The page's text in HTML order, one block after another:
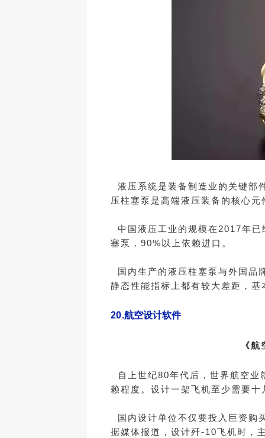
液压系统是装备制造业的关键部
压柱塞泵是高端液压装备的核心
中国液压工业的规模在2017年
塞泵，90%以上依赖进口。
国内生产的液压柱塞泵与外国品
静态性能指标上都有较大差距，
20.航空设计软件
《
自上世纪80年代后，世界航空业
赖程度。设计一架飞机至少需要
国内设计单位不仅要投入巨资购
据媒体报道，设计歼-10飞机时，